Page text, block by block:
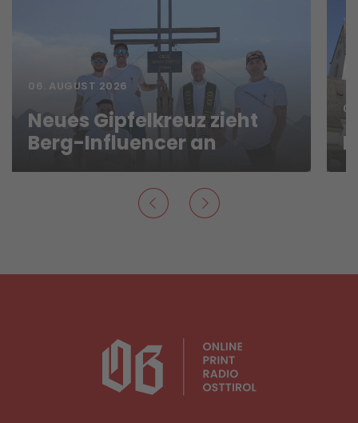
06. AUGUST 2026
Neues Gipfelkreuz zieht
Berg-Influencer an